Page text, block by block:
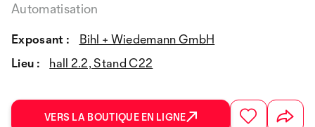
Automatisation
Exposant :
Bihl + Wiedemann GmbH
Lieu :
hall 2.2, Stand C22
VERS LA BOUTIQUE EN LIGNE